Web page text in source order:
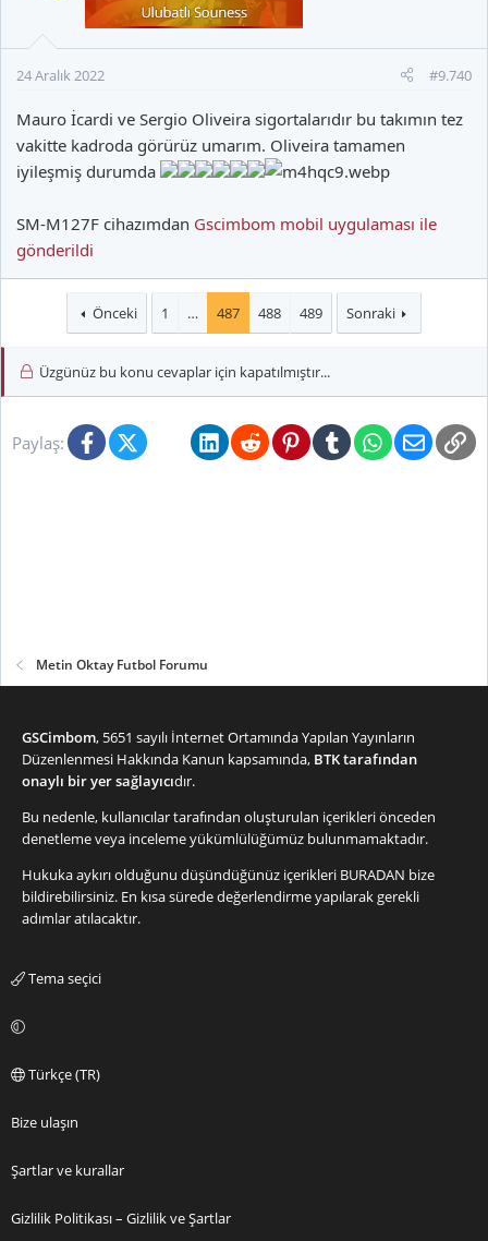
24 Aralık 2022 #9.740
Mauro İcardi ve Sergio Oliveira sigortalarıdır bu takımın tez
vakitte kadroda görürüz umarım. Oliveira tamamen
iyileşmiş durumda
SM-M127F cihazımdan Gscimbom mobil uygulaması ile
gönderildi
Önceki 1 … 487 488 489 Sonraki
Üzgünüz bu konu cevaplar için kapatılmıştır...
Paylaş: FacebookX (Twitter)BlueskyLinkedInRedditPinterestTumblrWhatsApp
E-posta
Metin Oktay Futbol Forumu
GSCimbom, 5651 sayılı İnternet Ortamında Yapılan Yayınların
Düzenlenmesi Hakkında Kanun kapsamında, BTK tarafından
onaylı bir yer sağlayıcıdır.
Bu nedenle, kullanıcılar tarafından oluşturulan içerikleri önceden
denetleme veya inceleme yükümlülüğümüz bulunmamaktadır.
Hukuka aykırı olduğunu düşündüğünüz içerikleri BURADAN bize
bildirebilirsiniz. En kısa sürede değerlendirme yapılarak gerekli
adımlar atılacaktır.
Tema seçici
Türkçe (TR)
Bize ulaşın
Şartlar ve kurallar
Gizlilik Politikası – Gizlilik ve Şartlar